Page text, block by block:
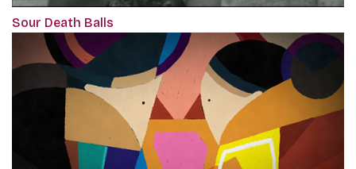
Sour Death Balls